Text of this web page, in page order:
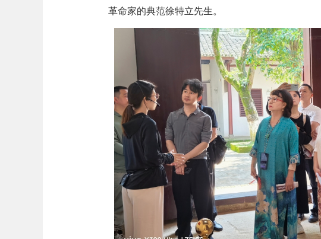
革命家的典范徐特立先生。